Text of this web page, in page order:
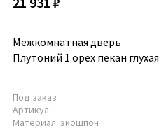
Межкомнатная дверь
Плутоний 1 орех пекан глухая
Под заказ
Артикул:
Материал: экошпон